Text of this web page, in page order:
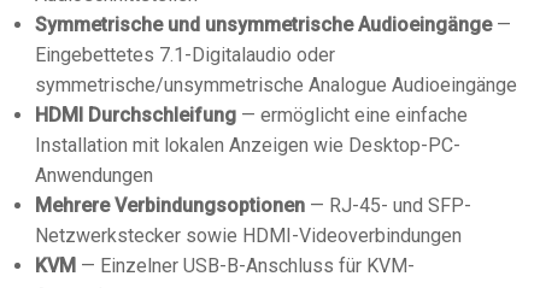
Symmetrische und unsymmetrische Audioeingänge—
Eingebettetes 7.1-Digitalaudio oder
symmetrische/unsymmetrische Analogue Audioeingänge
HDMI Durchschleifung — ermöglicht eine einfache
Installation mit lokalen Anzeigen wie Desktop-PC-
Anwendungen
Mehrere Verbindungsoptionen — RJ-45- und SFP-
Netzwerkstecker sowie HDMI-Videoverbindungen
KVM — Einzelner USB-B-Anschluss für KVM-